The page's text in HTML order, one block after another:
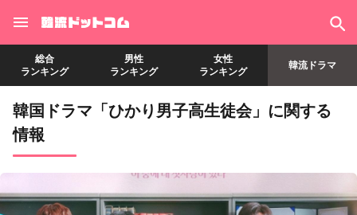
総合
ランキング
男性
ランキング
女性
ランキング
韓流ドラマ
韓国ドラマ「ひかり男子高生徒会」に関する
情報